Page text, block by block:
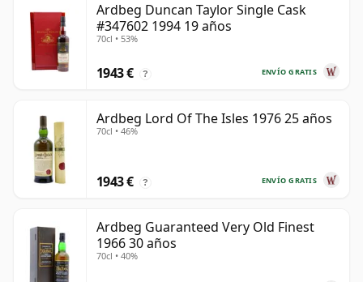
Ardbeg Duncan Taylor Single Cask
#347602 1994 19 años
70cl • 53%
ENVÍO GRATIS
1943 € ?
Ardbeg Lord Of The Isles 1976 25 años
70cl • 46%
ENVÍO GRATIS
1943 € ?
Ardbeg Guaranteed Very Old Finest
1966 30 años
70cl • 40%